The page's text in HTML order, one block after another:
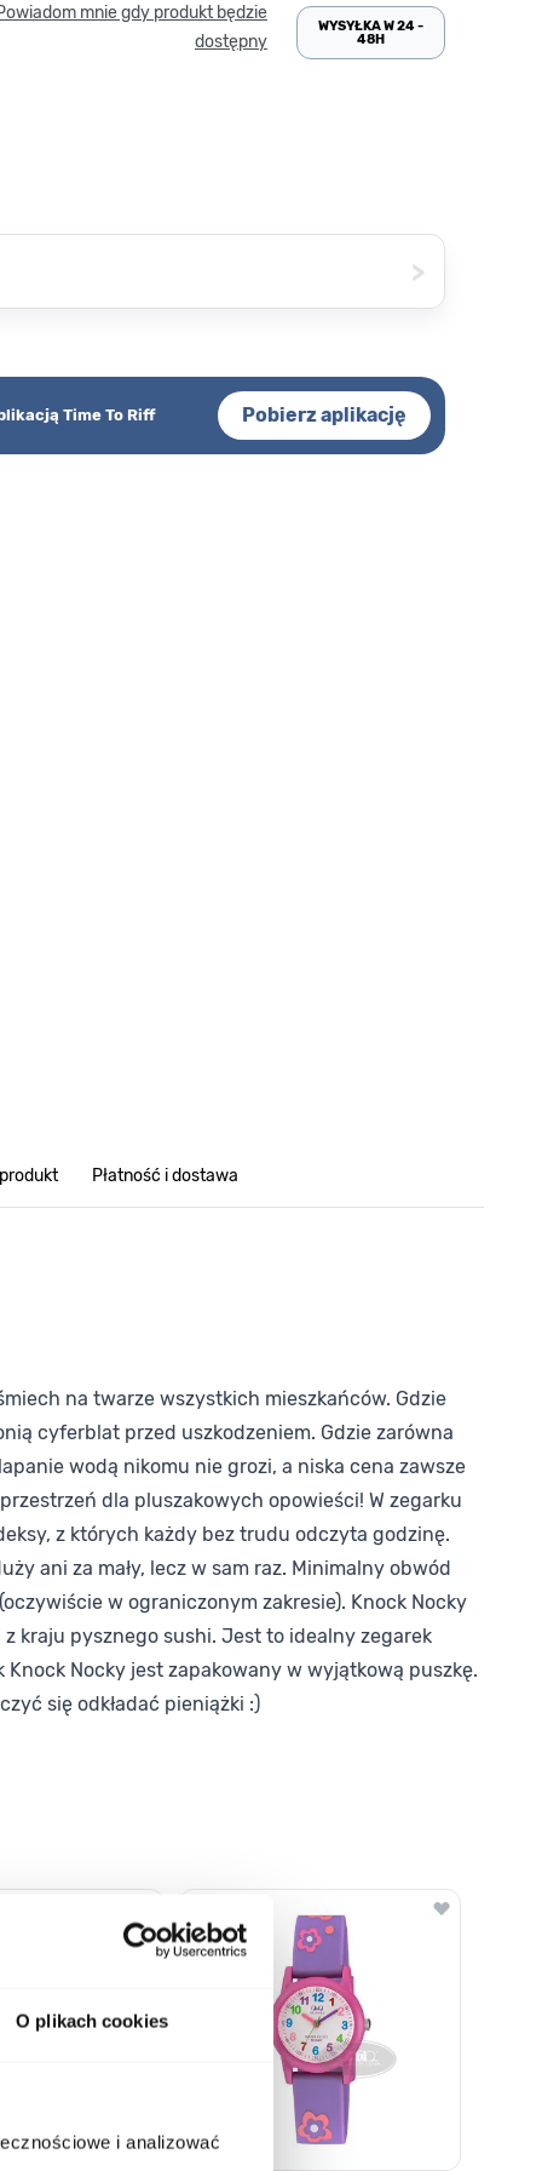
O plikach cookies
i analizować
mnie gdy produkt będzie
dostępny
WYSYŁKA W 24 -
48H
>
Time To Riff Pobierz aplikację
Płatność i dostawa
na twarze wszystkich mieszkańców. Gdzie
cyferblat przed uszkodzeniem. Gdzie zarówna
wodą nikomu nie grozi, a niska cena zawsze
dla pluszakowych opowieści! W zegarku
z których każdy bez trudu odczyta godzinę.
ani za mały, lecz w sam raz. Minimalny obwód
w ograniczonym zakresie). Knock Nocky
kraju pysznego sushi. Jest to idealny zegarek
Nocky jest zapakowany w wyjątkową puszkę.
się odkładać pieniążki :)
nawigacji karuzeli za pomocą linka pomijającego.